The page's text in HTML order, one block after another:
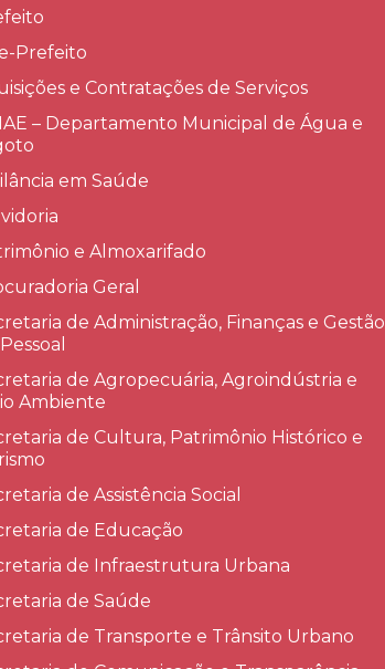
Prefeito
e Contratações de Serviços​
– Departamento Municipal de Água e
em Saúde
e Almoxarifado
Geral
de Administração, Finanças e Gestão
de Agropecuária, Agroindústria e
Ambiente
de Cultura, Patrimônio Histórico e
de Assistência Social
de Educação
de Infraestrutura Urbana
de Saúde
de Transporte e Trânsito Urbano